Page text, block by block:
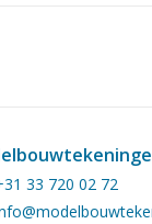
33 720 02 72